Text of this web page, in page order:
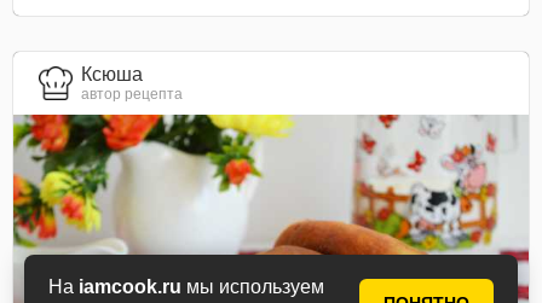
На iamcook.ru мы используем
Ксюша
автор рецепта